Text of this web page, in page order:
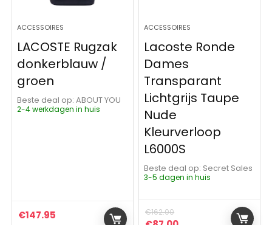
ACCESSOIRES
LACOSTE Rugzak
donkerblauw /
groen
Beste deal op:
ABOUT YOU
2-4 werkdagen in huis
€147.95
ACCESSOIRES
Lacoste Ronde
Dames
Transparant
Lichtgrijs Taupe
Nude
Kleurverloop
L6000S
Beste deal op:
Secret Sales
3-5 dagen in huis
€162.00